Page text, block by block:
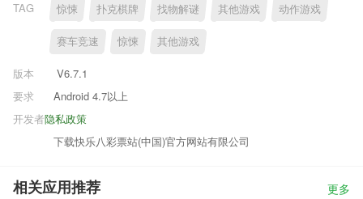
TAG 惊悚 扑克棋牌 找物解谜 其他游戏 动作游戏
赛车竞速 惊悚 其他游戏
版本
V6.7.1
要求
Android 4.7以上
隐私政策
开发者
下载快乐八彩票站(中国)官方网站有限公司
相关应用推荐 更多